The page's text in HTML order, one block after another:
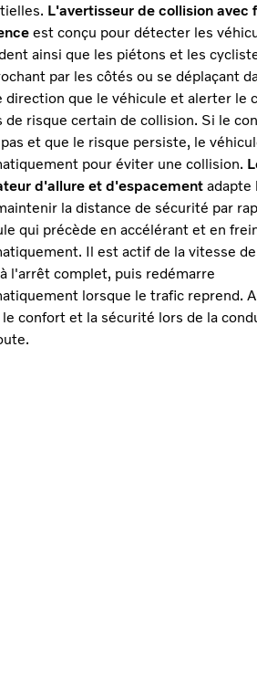
L'avertisseur de collision avec
est conçu pour détecter les
ainsi que les piétons et les
par les côtés ou se déplaçant
direction que le véhicule et alerter le
de risque certain de collision. Si le
et que le risque persiste, le
pour éviter une collision.
d'allure et d'espacement adapte
la distance de sécurité par
qui précède en accélérant et en
Il est actif de la vitesse
l'arrêt complet, puis redémarre
lorsque le trafic reprend.
le confort et la sécurité lors de la